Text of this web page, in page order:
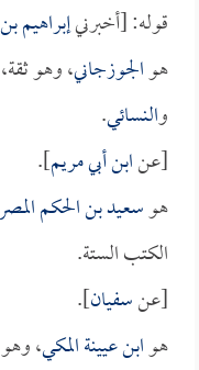
قوله: [أخبرنيإبراهيم
هوالجوزجاني، وهو
والنسائي.
[عنابن أبي مريم].
هوسعيد بن الحكم
الكتب الستة.
[عنسفيان].
هوابن عيينة المكي،